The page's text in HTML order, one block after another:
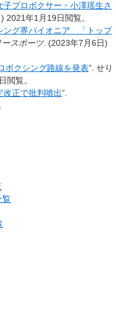
プロボクサー・小澤瑶生さ
2021年1月19日閲覧。
ング界パイオニア 「トップ
ースポーツ. (2023年7月6日)
ボクシング路線を発表”. せり
閲覧。
改正で批判噴出”.
覧